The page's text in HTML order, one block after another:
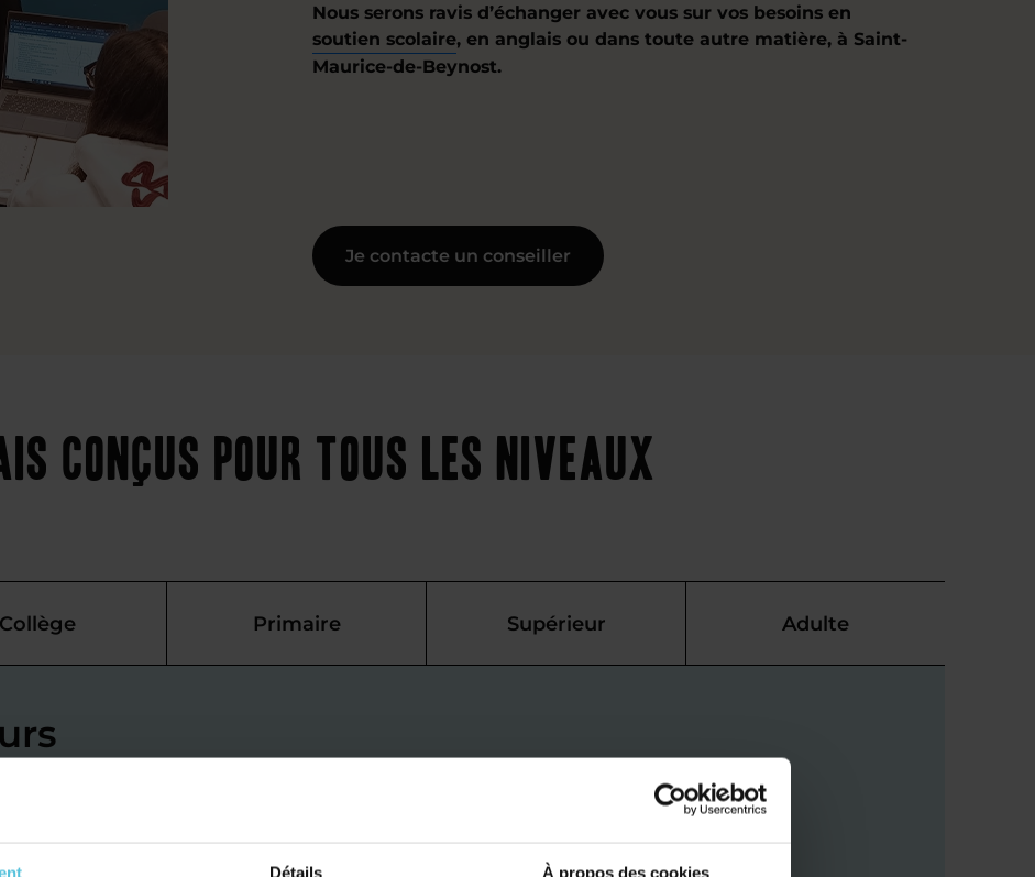
Détails À propos des cookies
Nous serons ravis d’échanger avec vous sur vos besoins en
soutien scolaire, en anglais ou dans toute autre matière, à Saint-
Maurice-de-Beynost.
Je contacte un conseiller
conçus pour tous les niveaux
Collège Primaire Supérieur Adulte
à Saint-
pour